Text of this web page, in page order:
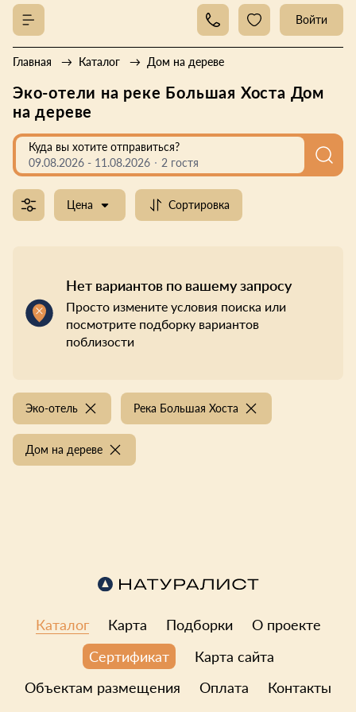
Войти
Главная Каталог Дом на дереве
Эко-отели на реке Большая Хоста Дом
на дереве
Куда вы хотите отправиться?
09.08.2026 - 11.08.2026 2 гостя
Цена Сортировка
Нет вариантов по вашему запросу
Просто измените условия поиска или
посмотрите подборку вариантов
поблизости
Эко-отель Река Большая Хоста
Дом на дереве
Каталог Карта Подборки
О проекте
Сертификат
Карта сайта
Объектам размещения
Оплата Контакты